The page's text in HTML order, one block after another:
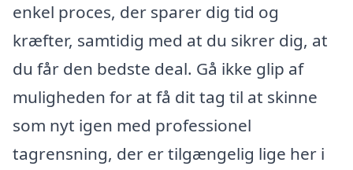
enkel proces, der sparer dig tid og
kræfter, samtidig med at du sikrer dig, at
du får den bedste deal. Gå ikke glip af
muligheden for at få dit tag til at skinne
som nyt igen med professionel
tagrensning, der er tilgængelig lige her i